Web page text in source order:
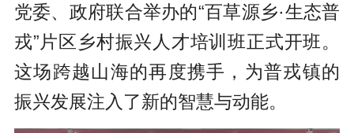
党委、政府联合举办的“百草源乡·生态普
戎”片区乡村振兴人才培训班正式开班。
这场跨越山海的再度携手，为普戎镇的
振兴发展注入了新的智慧与动能。